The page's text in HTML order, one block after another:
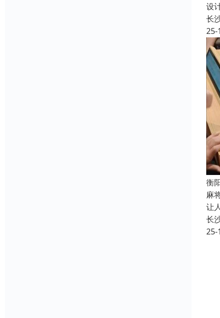
设
长
25-
衡
麻
让
长
25-